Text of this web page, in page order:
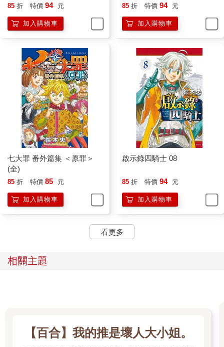
85 折 特價 94 元
加入購物車
85 折 特價 94 元
加入購物車
七大罪 番外篇集 ＜原罪＞
(全)
85 折 特價 85 元
加入購物車
啟示錄四騎士 08
85 折 特價 94 元
加入購物車
看更多
相關主題
【百合】我的推是壞人大小姐。